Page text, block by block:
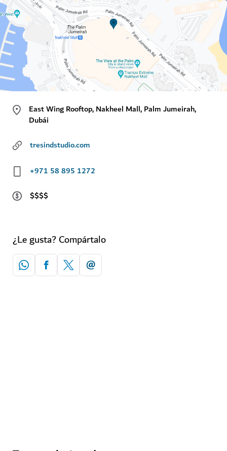
East Wing Rooftop, Nakheel Mall, Palm Jumeirah,
Dubái
tresindstudio.com
+971 58 895 1272
$$$$
¿Le gusta? Compártalo